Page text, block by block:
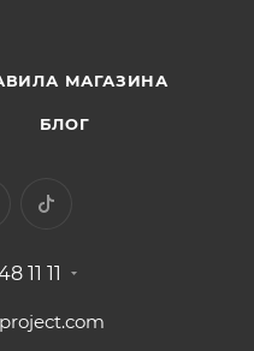
МАГАЗИНА
БЛОГ
11 11